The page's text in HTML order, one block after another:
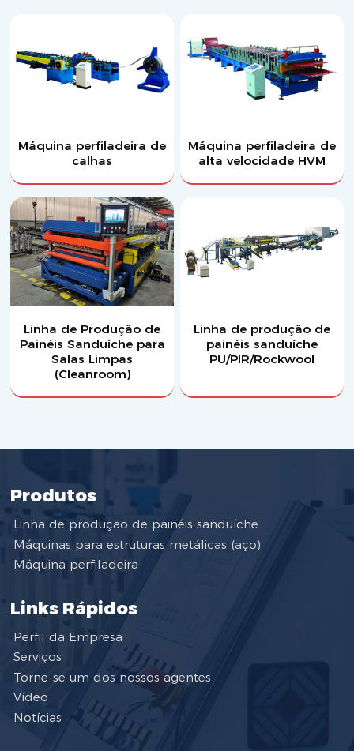
Máquina perfiladeira de
calhas
Máquina perfiladeira de
alta velocidade HVM
Linha de Produção de
Painéis Sanduíche para
Salas Limpas
(Cleanroom)
Linha de produção de
painéis sanduíche
PU/PIR/Rockwool
Produtos
Linha de produção de painéis sanduíche
Máquinas para estruturas metálicas (aço)
Máquina perfiladeira
Links Rápidos
Perfil da Empresa
Serviços
Torne-se um dos nossos agentes
Vídeo
Notícias